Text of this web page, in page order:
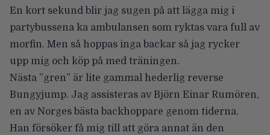
En kort sekund blir jag sugen på att lägga mig i
partybussena ka ambulansen som ryktas vara full av
morfin. Men så hoppas inga backar så jag rycker
upp mig och köp på med träningen.
Nästa ”gren” är lite gammal hederlig reverse
Bungyjump. Jag assisteras av Björn Einar Rumören,
en av Norges bästa backhoppare genom tiderna.
Han försöker få mig till att göra annat än den